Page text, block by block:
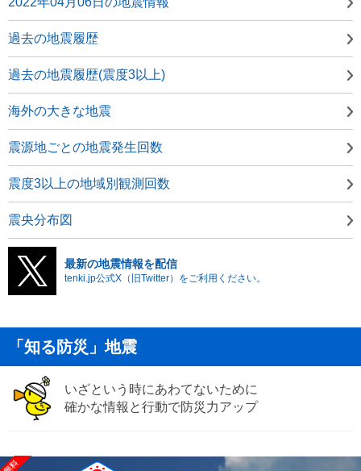
過去の地震履歴
過去の地震履歴(震度3以上)
海外の大きな地震
震源地ごとの地震発生回数
震度3以上の地域別観測回数
震央分布図
最新の地震情報を配信
tenki.jp公式X（旧Twitter）をご利用ください。
「知る防災」地震
いざという時にあわてないために
確かな情報と行動で防災力アップ